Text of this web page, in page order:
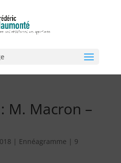
M. Macron –
| Ennéagramme | 9